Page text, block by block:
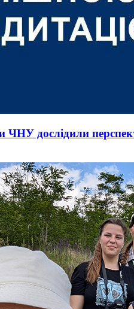
ЧНУ дослідили